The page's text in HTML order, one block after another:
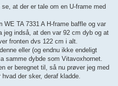
at der er tale om en U-frame med
TA 7331 A H-frame baffle og var
jeg indså, at den var 92 cm dyb og at
fronten dvs 122 cm i alt.
eller (og endnu ikke endeligt
samme dybde som Vitavoxhornet.
er beregnet til, så nu prøver jeg med
der sker, deraf kladde.